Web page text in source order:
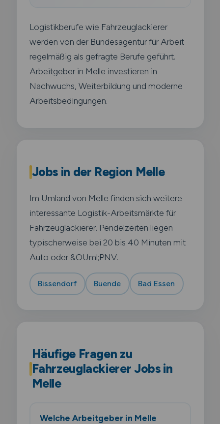
Logistikberufe wie Fahrzeuglackierer
werden von der Bundesagentur für Arbeit
regelmäßig als gefragte Berufe geführt.
Arbeitgeber in Melle investieren in
Nachwuchs, Weiterbildung und moderne
Arbeitsbedingungen.
Jobs in der Region Melle
Im Umland von Melle finden sich weitere
interessante Logistik-Arbeitsmärkte für
Fahrzeuglackierer. Pendelzeiten liegen
typischerweise bei 20 bis 40 Minuten mit
Auto oder &OUml;PNV.
Bissendorf Buende Bad Essen
Häufige Fragen zu
Fahrzeuglackierer Jobs in
Melle
Welche Arbeitgeber in Melle